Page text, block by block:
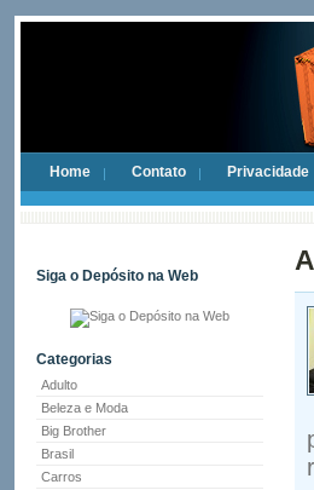
Home Contato Privacidade
Siga o Depósito na Web
Categorias
Adulto
Beleza e Moda
Big Brother
Brasil
Carros